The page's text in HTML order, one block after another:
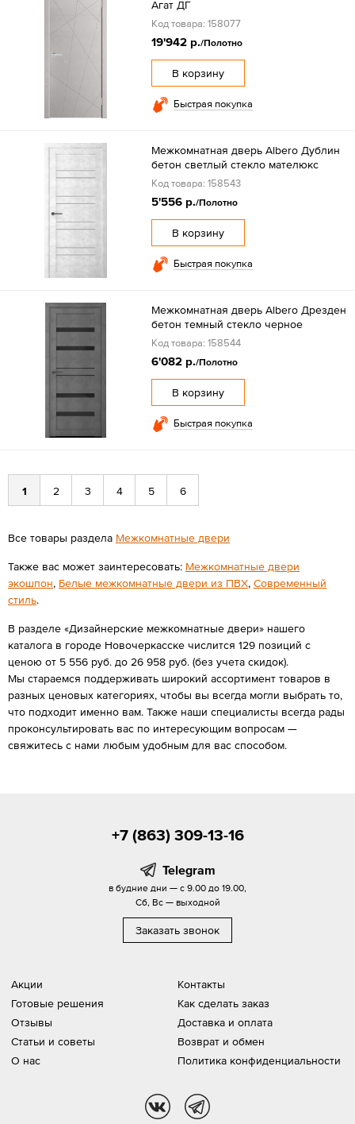
Агат ДГ
Код товара: 158077
19'942 р./Полотно
В корзину
Быстрая покупка
Межкомнатная дверь Albero Дублин
бетон светлый стекло мателюкс
Код товара: 158543
5'556 р./Полотно
В корзину
Быстрая покупка
Межкомнатная дверь Albero Дрезден
бетон темный стекло черное
Код товара: 158544
6'082 р./Полотно
В корзину
Быстрая покупка
1 2 3 4 5 6
Все товары раздела Межкомнатные двери
Также вас может заинтересовать: Межкомнатные двери
экошпон, Белые межкомнатные двери из ПВХ, Современный
стиль.
В разделе «Дизайнерские межкомнатные двери» нашего
каталога в городе Новочеркасске числится 129 позиций с
ценою от 5 556 руб. до 26 958 руб. (без учета скидок).
Мы стараемся поддерживать широкий ассортимент товаров в
разных ценовых категориях, чтобы вы всегда могли выбрать то,
что подходит именно вам. Также наши специалисты всегда рады
проконсультировать вас по интересующим вопросам —
свяжитесь с нами любым удобным для вас способом.
Акции
Готовые решения
Отзывы
Статьи и советы
О нас
Контакты
Как сделать заказ
Доставка и оплата
Возврат и обмен
Политика конфиденциальности
+7 (863) 309-13-16
Telegram
в будние дни — с 9.00 до 19.00,
Сб, Вс — выходной
Заказать звонок